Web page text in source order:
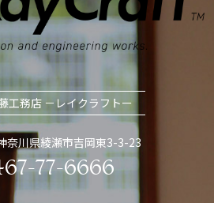
工務店 －レイクラフトー
奈川県綾瀬市吉岡東3-3-23
77-6666